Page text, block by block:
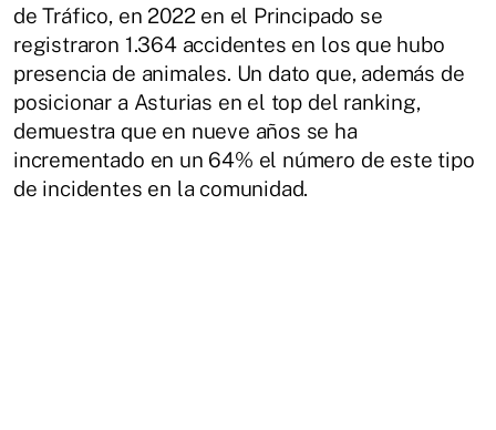
de Tráfico, en 2022 en el Principado se
registraron 1.364 accidentes en los que hubo
presencia de animales. Un dato que, además de
posicionar a Asturias en el top del ranking,
demuestra que en nueve años se ha
incrementado en un 64% el número de este tipo
de incidentes en la comunidad.